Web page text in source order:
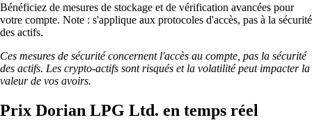
Bénéficiez de mesures de stockage et de vérification avancées pour
votre compte. Note : s'applique aux protocoles d'accès, pas à la sécurité
des actifs.
Ces mesures de sécurité concernent l'accès au compte, pas la sécurité
des actifs. Les crypto-actifs sont risqués et la volatilité peut impacter la
valeur de vos avoirs.
Prix Dorian LPG Ltd. en temps réel